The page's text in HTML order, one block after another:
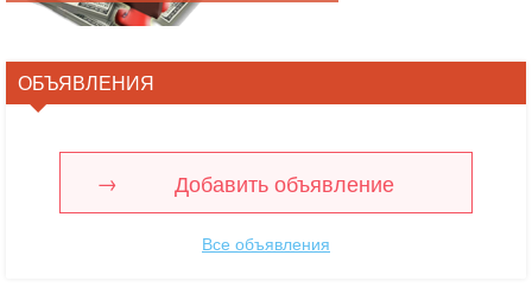
ОБЪЯВЛЕНИЯ
Добавить объявление
Все объявления